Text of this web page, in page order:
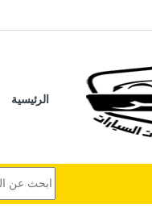
الرئيسية